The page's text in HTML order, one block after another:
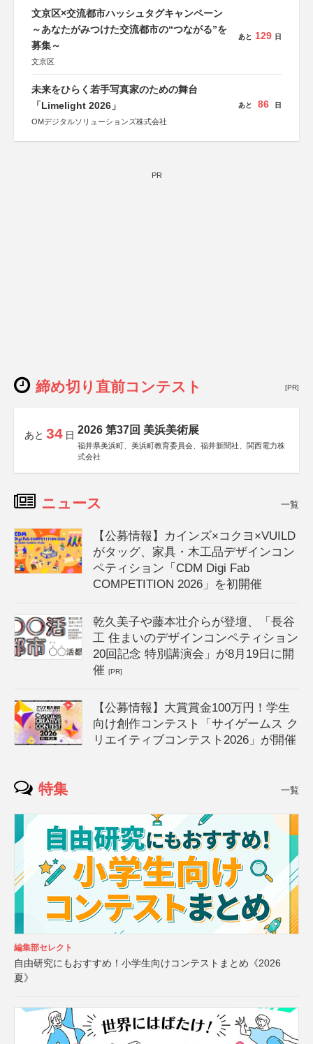
文京区×交流都市ハッシュタグキャンペーン
～あなたがみつけた交流都市の“つながる”を
募集～
文京区
あと 129 日
未来をひらく若手写真家のための舞台
「Limelight 2026」
OMデジタルソリューションズ株式会社
あと 86 日
PR
締め切り直前コンテスト [PR]
あと 34 日 2026 第37回 美浜美術展
福井県美浜町、美浜町教育委員会、福井新聞社、関西電力株
式会社
ニュース 一覧
【公募情報】カインズ×コクヨ×VUILD
がタッグ、家具・木工品デザインコン
ペティション「CDM Digi Fab
COMPETITION 2026」を初開催
乾久美子や藤本壮介らが登壇、「長谷
工 住まいのデザインコンペティション
20回記念 特別講演会」が8月19日に開
催[PR]
【公募情報】大賞賞金100万円！学生
向け創作コンテスト「サイゲームス ク
リエイティブコンテスト2026」が開催
特集 一覧
編集部セレクト
自由研究にもおすすめ！小学生向けコンテストまとめ《2026
夏》